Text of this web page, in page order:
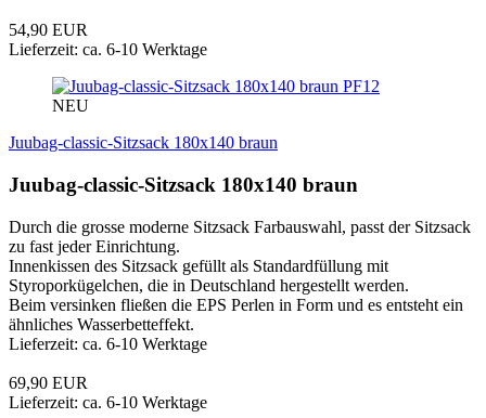
54,90 EUR
Lieferzeit: ca. 6-10 Werktage
PF12
NEU
Juubag-classic-Sitzsack 180x140 braun
Juubag-classic-Sitzsack 180x140 braun
Durch die grosse moderne Sitzsack Farbauswahl, passt der Sitzsack
zu fast jeder Einrichtung.
Innenkissen des Sitzsack gefüllt als Standardfüllung mit
Styroporkügelchen, die in Deutschland hergestellt werden.
Beim versinken fließen die EPS Perlen in Form und es entsteht ein
ähnliches Wasserbetteffekt.
Lieferzeit: ca. 6-10 Werktage
69,90 EUR
Lieferzeit: ca. 6-10 Werktage